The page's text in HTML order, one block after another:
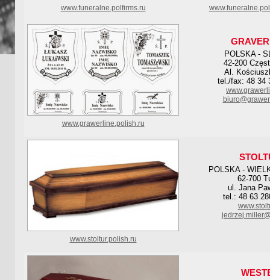
www.funeralne.polfirms.ru
POLSKA -
42-200
Al.
tel./fax: 48 34
www.grawerline.polish.ru
POLSKA -
62-700
ul. Jana
tel.: 48 63
www.stoltur.polish.ru